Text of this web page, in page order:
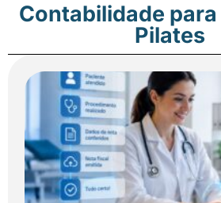
Contabilidade
Pilates